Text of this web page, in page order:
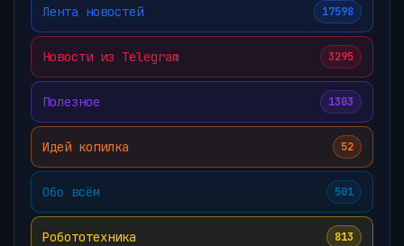
Лента новостей 17598
Новости из Telegram 3295
Полезное 1303
Идей копилка 52
Обо всём 501
Робототехника 813